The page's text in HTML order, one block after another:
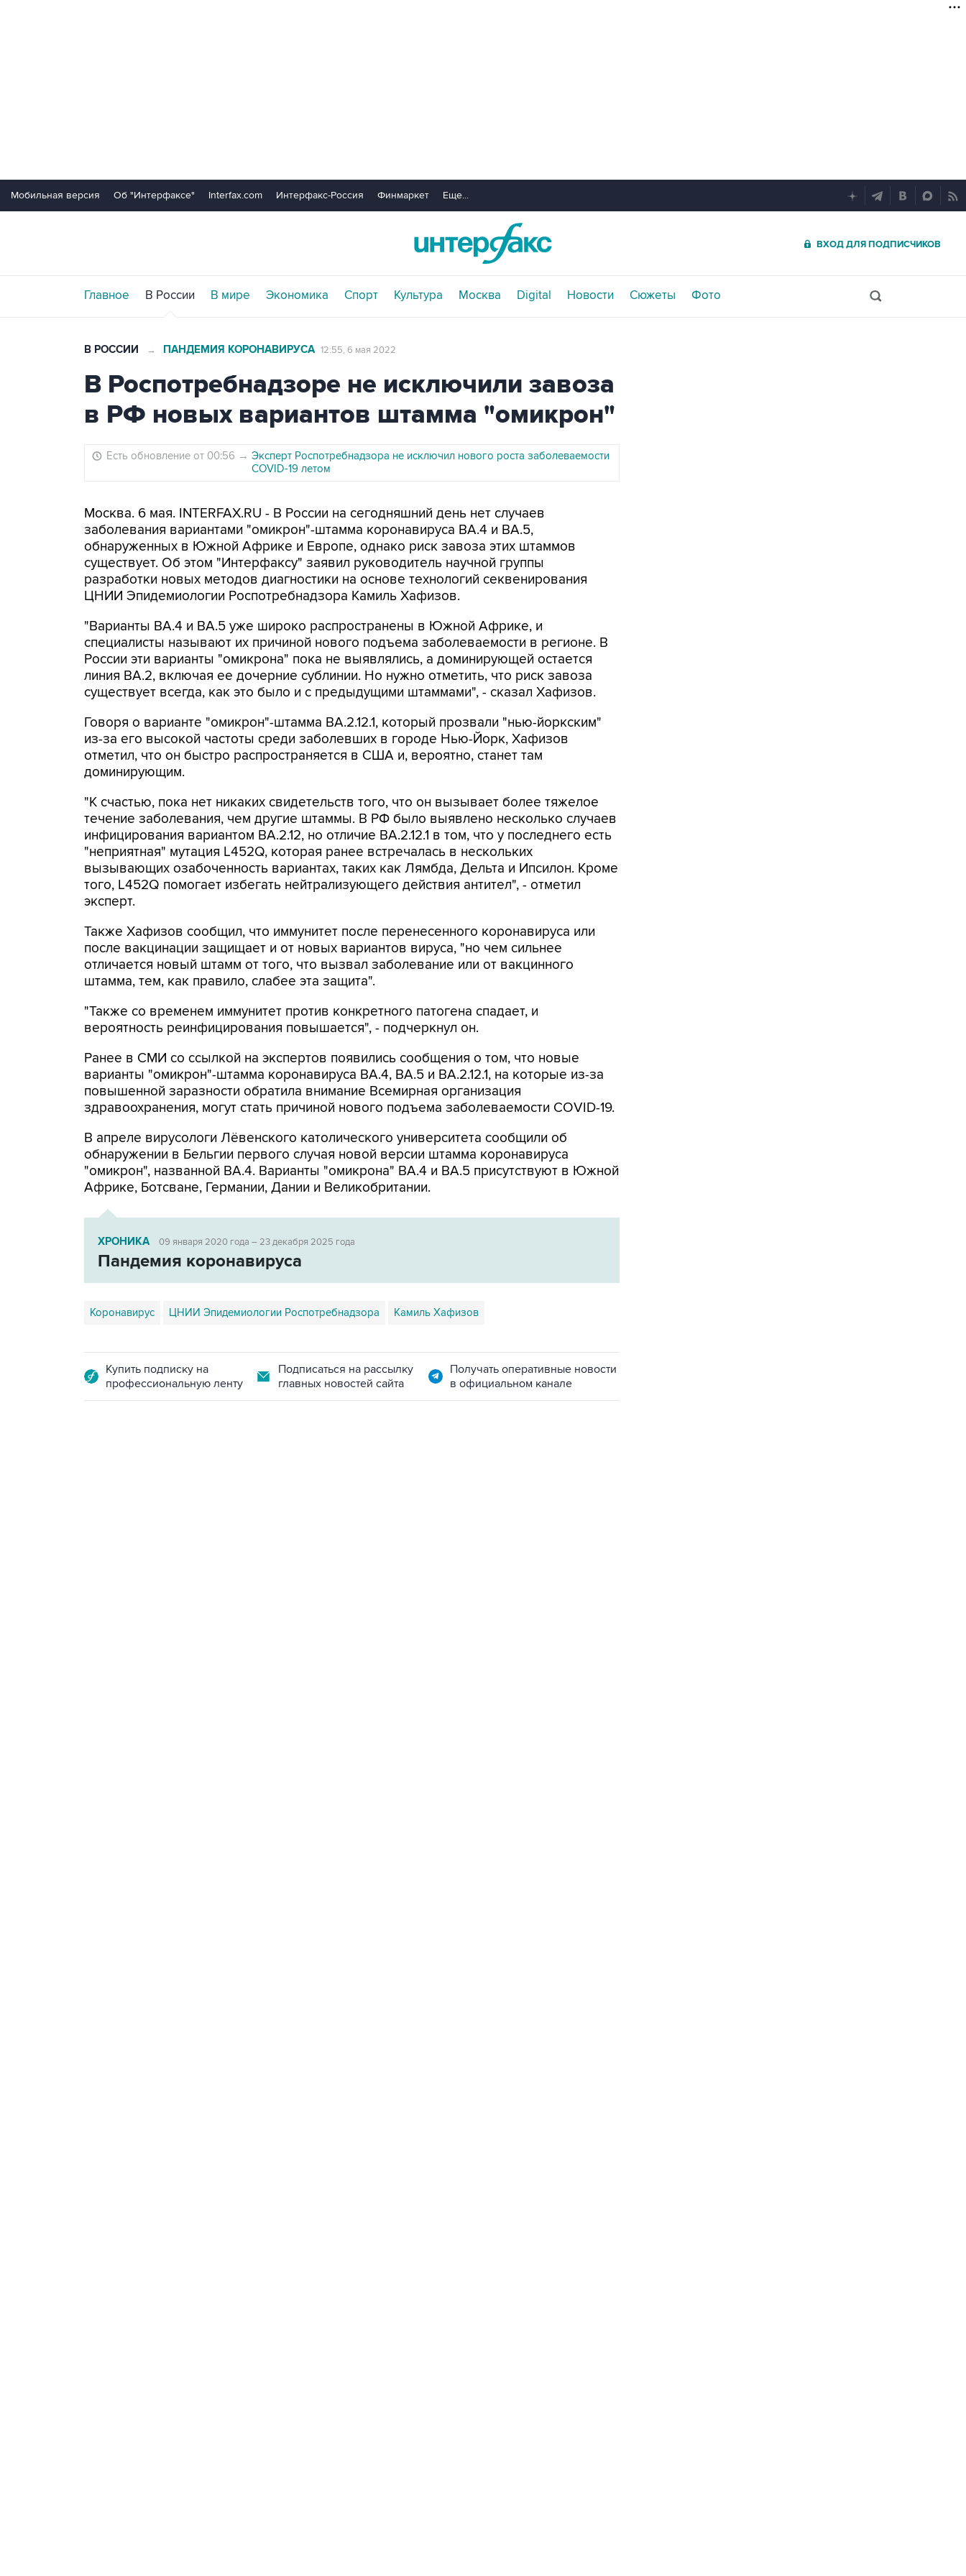
Мобильная версия Об "Интерфаксе" Interfax.com Интерфакс-Россия Финмаркет Еще...
ВХОД ДЛЯ ПОДПИСЧИКОВ
Главное В России В мире Экономика Спорт Культура Москва Digital Новости Сюжеты Фото
В РОССИИ → ПАНДЕМИЯ КОРОНАВИРУСА 12:55, 6 мая 2022
В Роспотребнадзоре не исключили завоза
в РФ новых вариантов штамма "омикрон"
Есть обновление от 00:56 → Эксперт Роспотребнадзора не исключил нового роста заболеваемости
COVID-19 летом
Москва. 6 мая. INTERFAX.RU - В России на сегодняшний день нет случаев
заболевания вариантами "омикрон"-штамма коронавируса ВА.4 и ВА.5,
обнаруженных в Южной Африке и Европе, однако риск завоза этих штаммов
существует. Об этом "Интерфаксу" заявил руководитель научной группы
разработки новых методов диагностики на основе технологий секвенирования
ЦНИИ Эпидемиологии Роспотребнадзора Камиль Хафизов.
"Варианты BA.4 и BA.5 уже широко распространены в Южной Африке, и
специалисты называют их причиной нового подъема заболеваемости в регионе. В
России эти варианты "омикрона" пока не выявлялись, а доминирующей остается
линия BA.2, включая ее дочерние сублинии. Но нужно отметить, что риск завоза
существует всегда, как это было и с предыдущими штаммами", - сказал Хафизов.
Говоря о варианте "омикрон"-штамма BA.2.12.1, который прозвали "нью-йоркским"
из-за его высокой частоты среди заболевших в городе Нью-Йорк, Хафизов
отметил, что он быстро распространяется в США и, вероятно, станет там
доминирующим.
"К счастью, пока нет никаких свидетельств того, что он вызывает более тяжелое
течение заболевания, чем другие штаммы. В РФ было выявлено несколько случаев
инфицирования вариантом BA.2.12, но отличие BA.2.12.1 в том, что у последнего есть
"неприятная" мутация L452Q, которая ранее встречалась в нескольких
вызывающих озабоченность вариантах, таких как Лямбда, Дельта и Ипсилон. Кроме
того, L452Q помогает избегать нейтрализующего действия антител", - отметил
эксперт.
Также Хафизов сообщил, что иммунитет после перенесенного коронавируса или
после вакцинации защищает и от новых вариантов вируса, "но чем сильнее
отличается новый штамм от того, что вызвал заболевание или от вакцинного
штамма, тем, как правило, слабее эта защита".
"Также со временем иммунитет против конкретного патогена спадает, и
вероятность реинфицирования повышается", - подчеркнул он.
Ранее в СМИ со ссылкой на экспертов появились сообщения о том, что новые
варианты "омикрон"-штамма коронавируса BA.4, BA.5 и BA.2.12.1, на которые из-за
повышенной заразности обратила внимание Всемирная организация
здравоохранения, могут стать причиной нового подъема заболеваемости COVID-19.
В апреле вирусологи Лёвенского католического университета сообщили об
обнаружении в Бельгии первого случая новой версии штамма коронавируса
"омикрон", названной BA.4. Варианты "омикрона" BA.4 и BA.5 присутствуют в Южной
Африке, Ботсване, Германии, Дании и Великобритании.
ХРОНИКА 09 января 2020 года – 23 декабря 2025 года
Пандемия коронавируса
Коронавирус ЦНИИ Эпидемиологии Роспотребнадзора Камиль Хафизов
Купить подписку на
профессиональную ленту
Подписаться на рассылку
главных новостей сайта
Получать оперативные новости
в официальном канале